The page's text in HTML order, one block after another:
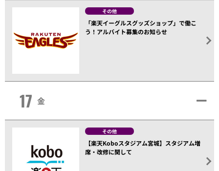
その他
「楽天イーグルスグッズショップ」で働こ
う！アルバイト募集のお知らせ
17 金
その他
【楽天Koboスタジアム宮城】スタジアム増
席・改修に関して